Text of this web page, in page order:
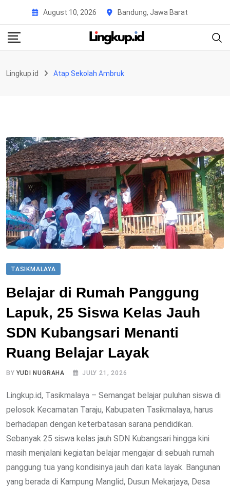
content
August 10, 2026 Bandung, Jawa Barat
Lingkup.id Atap Sekolah Ambruk
TASIKMALAYA
Belajar di Rumah Panggung
Lapuk, 25 Siswa Kelas Jauh
SDN Kubangsari Menanti
Ruang Belajar Layak
BYYUDI NUGRAHA JULY 21, 2026
Lingkup.id, Tasikmalaya – Semangat belajar puluhan siswa di
pelosok Kecamatan Taraju, Kabupaten Tasikmalaya, harus
berhadapan dengan keterbatasan sarana pendidikan.
Sebanyak 25 siswa kelas jauh SDN Kubangsari hingga kini
masih menjalani kegiatan belajar mengajar di sebuah rumah
panggung tua yang kondisinya jauh dari kata layak. Bangunan
yang berada di Kampung Manglid, Dusun Mekarjaya, Desa